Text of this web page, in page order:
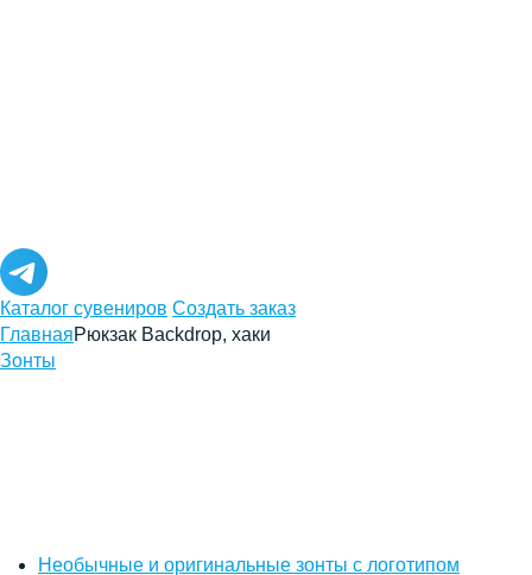
Каталог сувениров Создать заказ
ГлавнаяРюкзак Backdrop, хаки
Зонты
Необычные и оригинальные зонты с логотипом